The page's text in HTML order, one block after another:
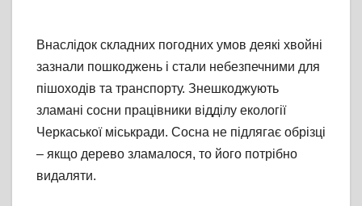
Внаслідок складних погодних умов деякі хвойні
зазнали пошкоджень і стали небезпечними для
пішоходів та транспорту. Знешкоджують
зламані сосни працівники відділу екології
Черкаської міськради. Сосна не підлягає обрізці
– якщо дерево зламалося, то його потрібно
видаляти.